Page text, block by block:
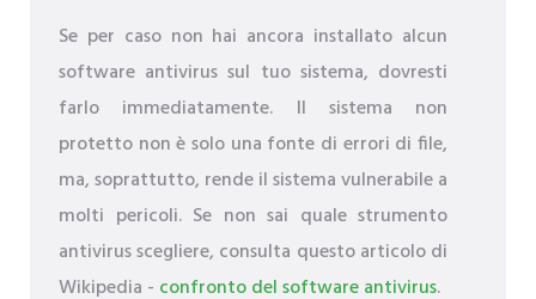
Se per caso non hai ancora installato alcun
software antivirus sul tuo sistema, dovresti
farlo immediatamente. Il sistema non
protetto non è solo una fonte di errori di file,
ma, soprattutto, rende il sistema vulnerabile a
molti pericoli. Se non sai quale strumento
antivirus scegliere, consulta questo articolo di
Wikipedia - confronto del software antivirus.